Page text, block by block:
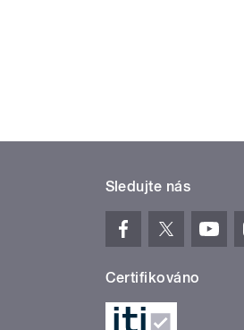
Sledujte nás
Certifikováno